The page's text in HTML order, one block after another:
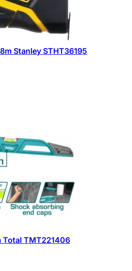
Stanley STHT36195
TMT221406